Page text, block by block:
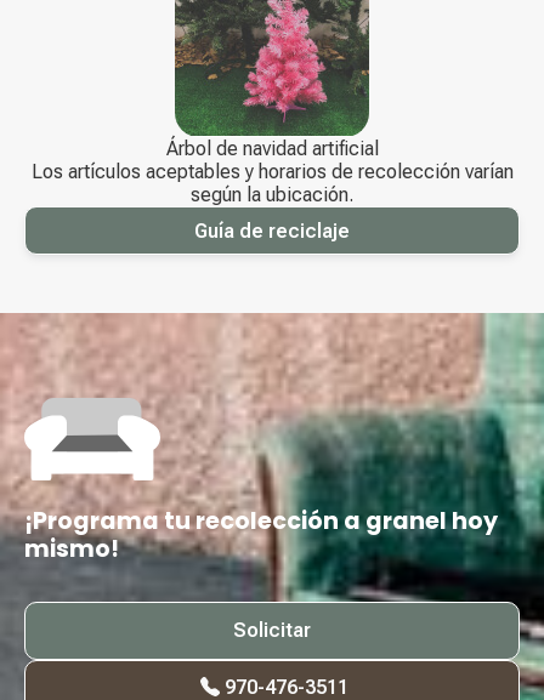
Árbol de navidad artificial
Los artículos aceptables y horarios de recolección varían
según la ubicación.
Guía de reciclaje
¡Programa tu recolección a granel hoy
mismo!
Solicitar
970-476-3511